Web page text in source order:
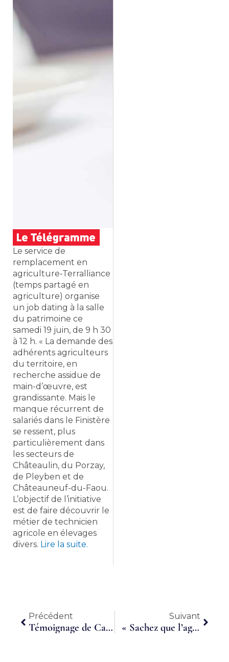
Le service de
remplacement en
agriculture-Terralliance
(temps partagé en
agriculture) organise
un job dating à la salle
du patrimoine ce
samedi 19 juin, de 9 h 30
à 12 h. « La demande des
adhérents agriculteurs
du territoire, en
recherche assidue de
main-d’œuvre, est
grandissante. Mais le
manque récurrent de
salariés dans le Finistère
se ressent, plus
particulièrement dans
les secteurs de
Châteaulin, du Porzay,
de Pleyben et de
Châteauneuf-du-Faou.
L’objectif de l’initiative
est de faire découvrir le
métier de technicien
agricole en élevages
divers. Lire la suite.
Précédent
Précédent
Témoignage de Camille Guilmin, V.I.E temps partagé au Mexique
Suivant
« Sachez que l’agriculture recrute » : 20.000 emplois disponibles dans les Hauts-de-France